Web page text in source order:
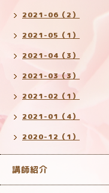
2021-06（2）
2021-05（1）
2021-04（3）
2021-03（3）
2021-02（1）
2021-01（4）
2020-12（1）
講師紹介